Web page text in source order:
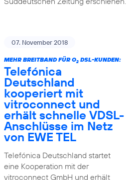
07. November 2018
MEHR BREITBAND FÜR O2DSL-KUNDEN:
Telefónica
Deutschland
kooperiert mit
vitroconnect und
erhält schnelle VDSL-
Anschlüsse im Netz
von EWE TEL
Telefónica Deutschland startet
eine Kooperation mit der
vitroconnect GmbH und erhält